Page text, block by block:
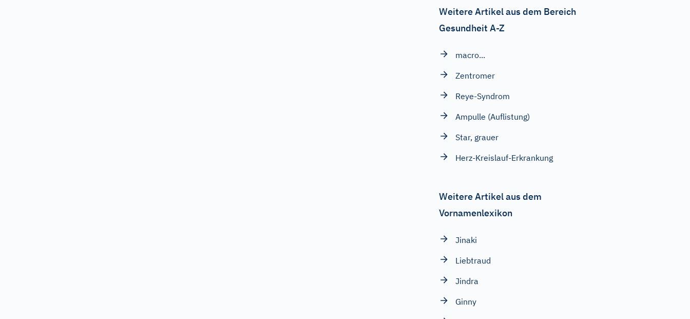
Weitere Artikel aus dem Bereich
Gesundheit A-Z
macro...
Zentromer
Reye-Syndrom
Ampulle (Auflistung)
Star, grauer
Herz-Kreislauf-Erkrankung
Weitere Artikel aus dem
Vornamenlexikon
Jinaki
Liebtraud
Jindra
Ginny